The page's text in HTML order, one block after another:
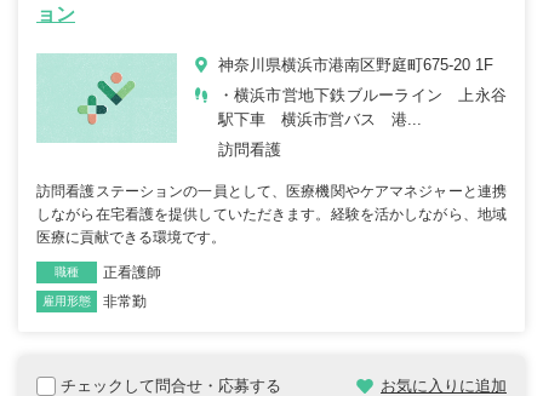
ョン
神奈川県横浜市港南区野庭町675-20 1F
・横浜市営地下鉄ブルーライン 上永谷
駅下車 横浜市営バス 港...
訪問看護
訪問看護ステーションの一員として、医療機関やケアマネジャーと連携
しながら在宅看護を提供していただきます。経験を活かしながら、地域
医療に貢献できる環境です。
職種 正看護師
雇用形態 非常勤
チェックして問合せ・応募する お気に入りに追加